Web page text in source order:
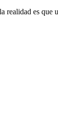
es